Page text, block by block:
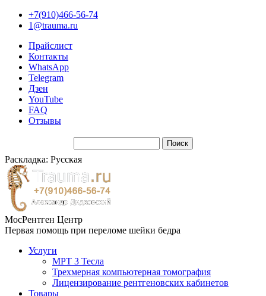
+7(910)466-56-74
1@trauma.ru
Прайслист
Контакты
WhatsApp
Telegram
Дзен
YouTube
FAQ
Отзывы
Раскладка: Русская
МосРентген Центр
Первая помощь при переломе шейки бедра
Услуги
МРТ 3 Тесла
Трехмерная компьютерная томография
Лицензирование рентгеновских кабинетов
Товары